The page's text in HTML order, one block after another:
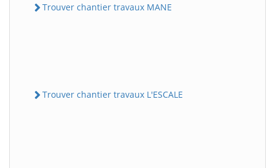
Trouver chantier travaux MANE
Trouver chantier travaux L'ESCALE